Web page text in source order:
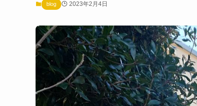
blog 2023年2月4日